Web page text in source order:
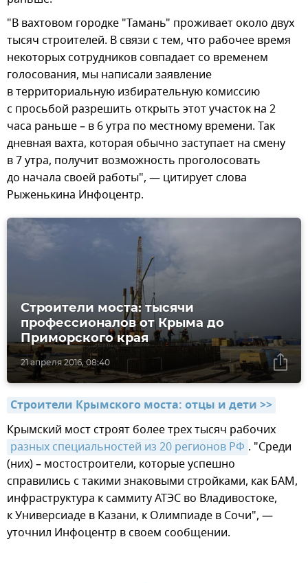
"В вахтовом городке "Тамань" проживает около двух
тысяч строителей. В связи с тем, что рабочее время
некоторых сотрудников совпадает со временем
голосования, мы написали заявление
в территориальную избирательную комиссию
с просьбой разрешить открыть этот участок на 2
часа раньше – в 6 утра по местному времени. Так
дневная вахта, которая обычно заступает на смену
в 7 утра, получит возможность проголосовать
до начала своей работы", — цитирует слова
Рыженькина Инфоцентр.
21 апреля 2016, 08:40
Строители моста: тысячи
профессионалов от Крыма до
Приморского края
Строители Крымского моста: отцы и дети >>
Крымский мост строят более трех тысяч рабочих
разных специальностей из 20 регионов РФ . "Среди
(них) – мостостроители, которые успешно
справились с такими знаковыми стройками, как БАМ,
инфраструктура к саммиту АТЭС во Владивостоке,
к Универсиаде в Казани, к Олимпиаде в Сочи", —
уточнил Инфоцентр в своем сообщении.